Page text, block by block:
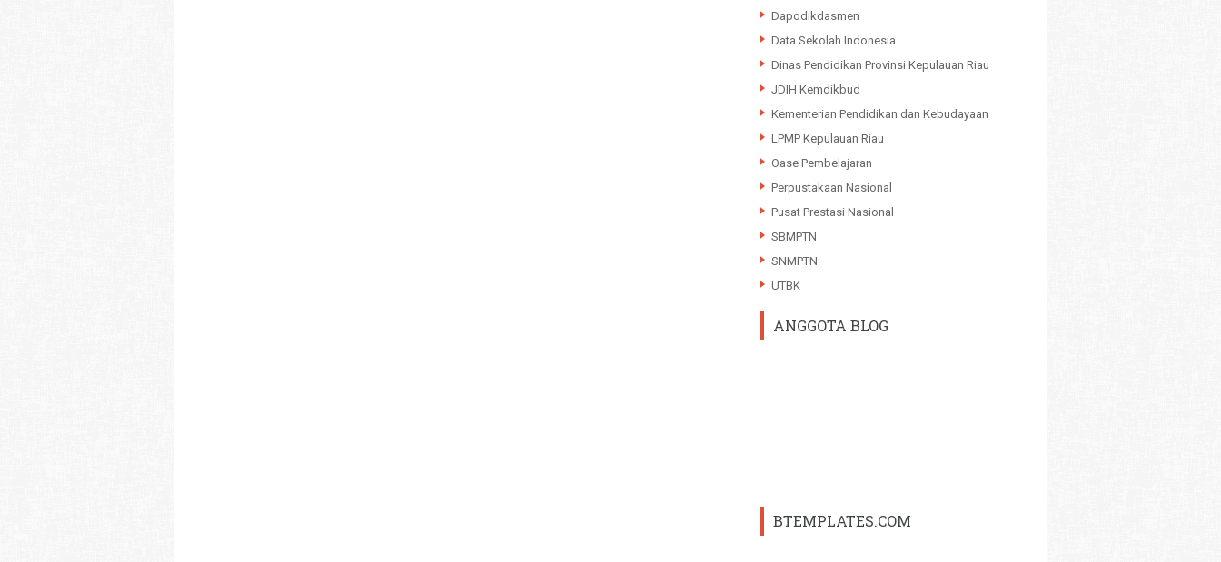
Dapodikdasmen
Data Sekolah Indonesia
Dinas Pendidikan Provinsi Kepulauan Riau
JDIH Kemdikbud
Kementerian Pendidikan dan Kebudayaan
LPMP Kepulauan Riau
Oase Pembelajaran
Perpustakaan Nasional
Pusat Prestasi Nasional
SBMPTN
SNMPTN
UTBK
ANGGOTA BLOG
BTEMPLATES.COM